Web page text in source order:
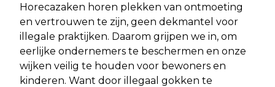
Horecazaken horen plekken van ontmoeting
en vertrouwen te zijn, geen dekmantel voor
illegale praktijken. Daarom grijpen we in, om
eerlijke ondernemers te beschermen en onze
wijken veilig te houden voor bewoners en
kinderen. Want door illegaal gokken te